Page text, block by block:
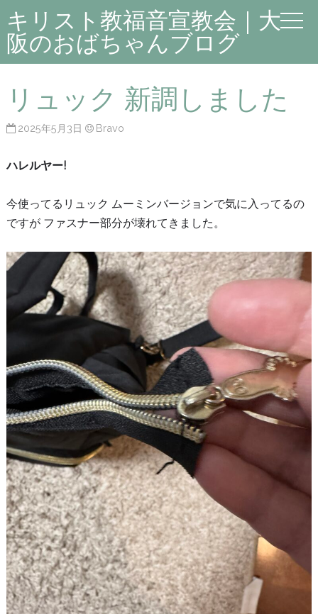
キリスト教福音宣教会｜大
阪のおばちゃんブログ
リュック 新調しました
2025年5月3日 Bravo
ハレルヤー!
今使ってるリュック ムーミンバージョンで気に入ってるの
ですが ファスナー部分が壊れてきました。